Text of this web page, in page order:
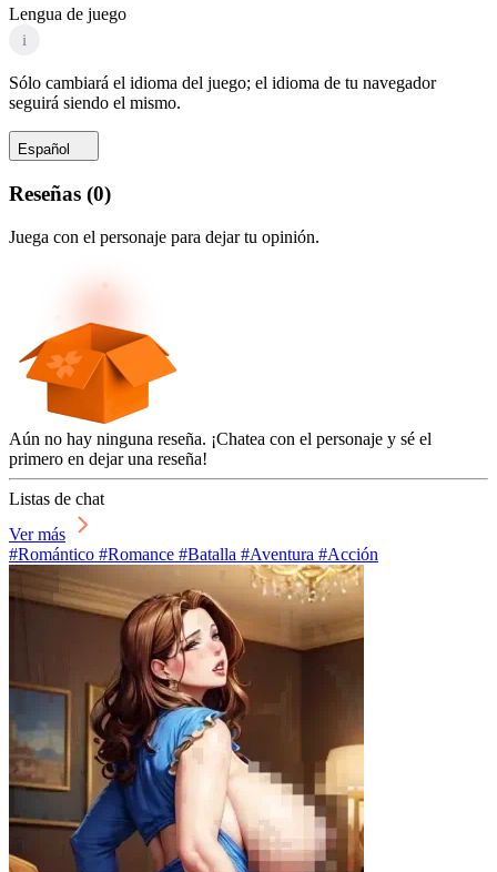
Lengua de juego
i
Sólo cambiará el idioma del juego; el idioma de tu navegador
seguirá siendo el mismo.
Español
Reseñas (0)
Juega con el personaje para dejar tu opinión.
Aún no hay ninguna reseña. ¡Chatea con el personaje y sé el
primero en dejar una reseña!
Listas de chat
Ver más
#Romántico #Romance #Batalla #Aventura #Acción